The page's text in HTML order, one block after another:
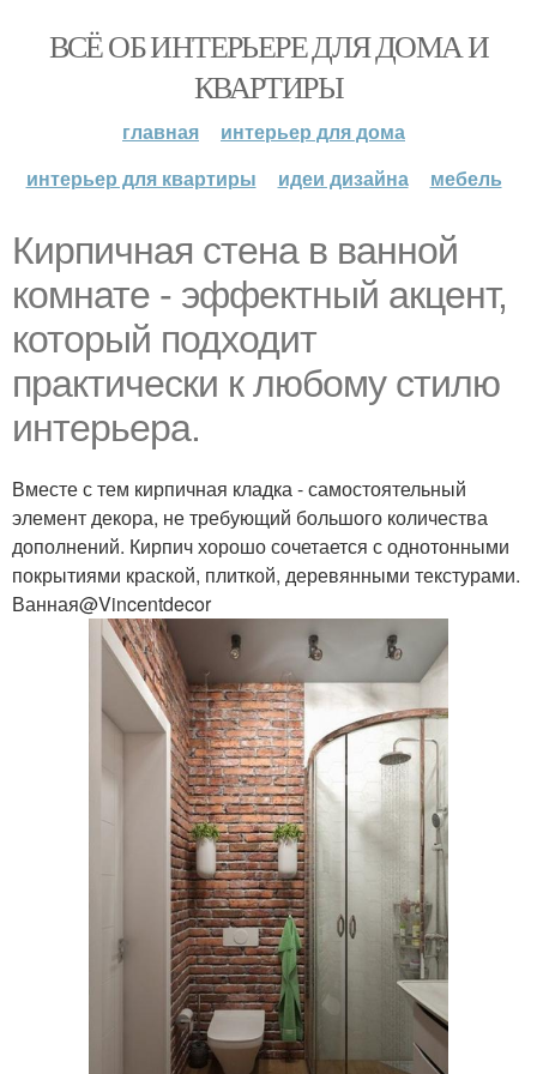
ВСЁ ОБ ИНТЕРЬЕРЕ ДЛЯ ДОМА И
КВАРТИРЫ
главная
интерьер для дома
интерьер для квартиры
идеи дизайна мебель
Кирпичная стена в ванной
комнате - эффектный акцент,
который подходит
практически к любому стилю
интерьера.
Вместе с тем кирпичная кладка - самостоятельный
элемент декора, не требующий большого количества
дополнений. Кирпич хорошо сочетается с однотонными
покрытиями краской, плиткой, деревянными текстурами.
Ванная@Vincentdecor